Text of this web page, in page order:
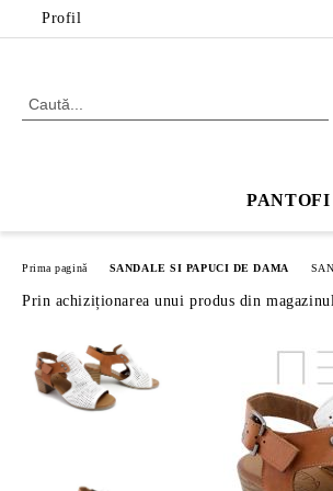
Profil
Prima pagină SANDALE SI PAPUCI DE DAMA
Prin achiziționarea unui produs din